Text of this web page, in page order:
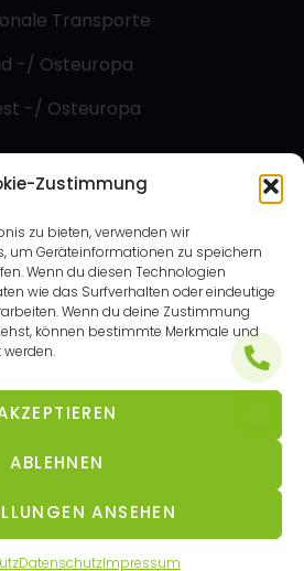
Zustimmung
zu bieten, verwenden wir
um Geräteinformationen zu speichern
Wenn du diesen Technologien
wie das Surfverhalten oder eindeutige
Wenn du deine Zustimmung
können bestimmte Merkmale und
werden.
ABLEHNEN
ANSEHEN
DatenschutzImpressum
Transporte
-/ Osteuropa
-/ Osteuropa
Kontakt
8402 Werndorf, Österreich
(0) 3136 60 60 0
Impressum Datenschutz
Sitemap